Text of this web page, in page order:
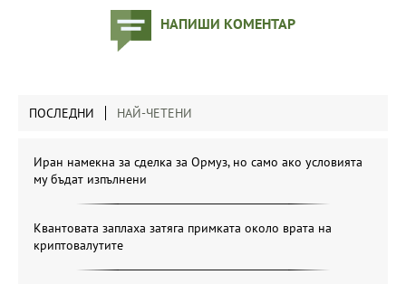
НАПИШИ КОМЕНТАР
ПОСЛЕДНИ НАЙ-ЧЕТЕНИ
Иран намекна за сделка за Ормуз, но само ако условията
му бъдат изпълнени
Квантовата заплаха затяга примката около врата на
криптовалутите